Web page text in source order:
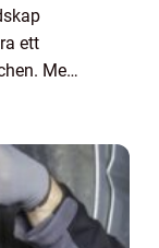
ett
Med